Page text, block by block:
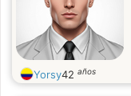
Yorsy42 años